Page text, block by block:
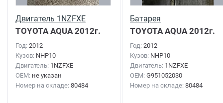
Двигатель 1NZFXE
TOYOTA AQUA2012г.
Год: 2012
Кузов: NHP10
Двигатель: 1NZFXE
OEM: не указан
Номер на складе: 80484
Батарея
TOYOTA AQUA2012г.
Год: 2012
Кузов: NHP10
Двигатель: 1NZFXE
OEM: G951052030
Номер на складе: 80484